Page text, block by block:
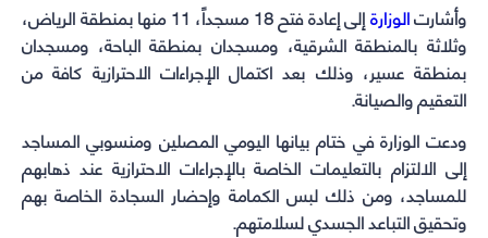
وأشارتالوزارة
إلى إعادة فتح 18 مسجداً، 11 منها بمنطقة الرياض،
وثلاثة بالمنطقة الشرقية، ومسجدان بمنطقة الباحة، ومسجدان
بمنطقة عسير، وذلك بعد اكتمال الإجراءات الاحترازية كافة من
التعقيم والصيانة.
ودعت الوزارة في ختام بيانها اليومي المصلين ومنسوبي المساجد
إلى الالتزام بالتعليمات الخاصة بالإجراءات الاحترازية عند ذهابهم
للمساجد، ومن ذلك لبس الكمامة وإحضار السجادة الخاصة بهم
وتحقيق التباعد الجسدي لسلامتهم.